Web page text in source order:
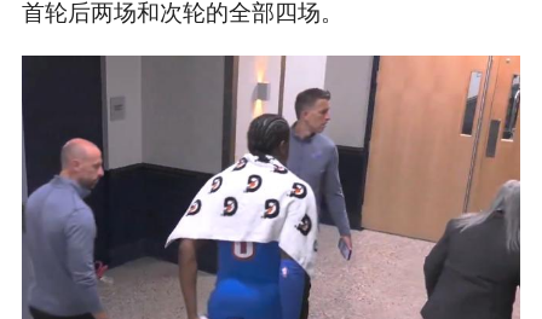
首轮后两场和次轮的全部四场。